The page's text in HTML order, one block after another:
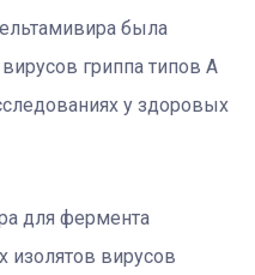
была
гриппа типов А
у здоровых
для фермента
изолятов вирусов